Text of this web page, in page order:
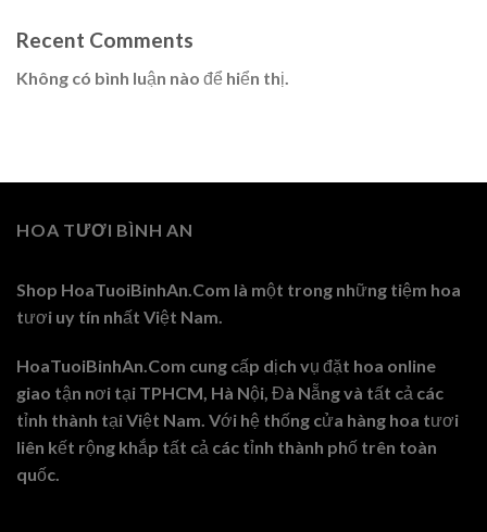
Recent Comments
Không có bình luận nào để hiển thị.
HOA TƯƠI BÌNH AN
Shop HoaTuoiBinhAn.Com là một trong những tiệm hoa
tươi uy tín nhất Việt Nam.
HoaTuoiBinhAn.Com cung cấp dịch vụ đặt hoa online
giao tận nơi tại TPHCM, Hà Nội, Đà Nẵng và tất cả các
tỉnh thành tại Việt Nam. Với hệ thống cửa hàng hoa tươi
liên kết rộng khắp tất cả các tỉnh thành phố trên toàn
quốc.